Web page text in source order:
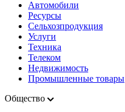
Автомобили
Ресурсы
Сельхозпродукция
Услуги
Техника
Телеком
Недвижимость
Промышленные товары
Общество